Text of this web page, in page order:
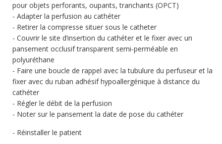
pour objets perforants, oupants, tranchants (OPCT)
Adapter la perfusion au cathéter
Retirer la compresse situer sous le catheter
Couvrir le site d’insertion du cathéter et le fixer avec un
pansement occlusif transparent semi-perméable en
polyuréthane
Faire une boucle de rappel avec la tubulure du perfuseur et la
fixer avec du ruban adhésif hypoallergénique à distance du
cathéter
Régler le débit de la perfusion
Noter sur le pansement la date de pose du cathéter
Réinstaller le patient